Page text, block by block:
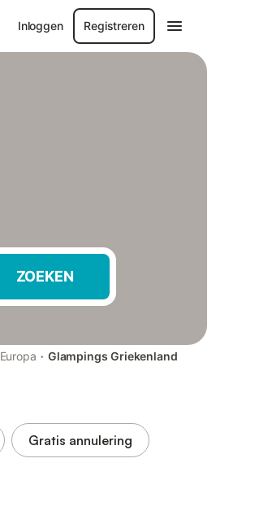
Inloggen Registreren
ZOEKEN
Europa · Glampings Griekenland
Gratis annulering